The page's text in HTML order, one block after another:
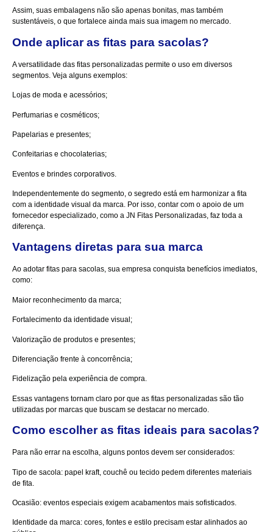
Assim, suas embalagens não são apenas bonitas, mas também
sustentáveis, o que fortalece ainda mais sua imagem no mercado.
Onde aplicar as fitas para sacolas?
A versatilidade das fitas personalizadas permite o uso em diversos
segmentos. Veja alguns exemplos:
Lojas de moda e acessórios;
Perfumarias e cosméticos;
Papelarias e presentes;
Confeitarias e chocolaterias;
Eventos e brindes corporativos.
Independentemente do segmento, o segredo está em harmonizar a fita
com a identidade visual da marca. Por isso, contar com o apoio de um
fornecedor especializado, como a JN Fitas Personalizadas, faz toda a
diferença.
Vantagens diretas para sua marca
Ao adotar fitas para sacolas, sua empresa conquista benefícios imediatos,
como:
Maior reconhecimento da marca;
Fortalecimento da identidade visual;
Valorização de produtos e presentes;
Diferenciação frente à concorrência;
Fidelização pela experiência de compra.
Essas vantagens tornam claro por que as fitas personalizadas são tão
utilizadas por marcas que buscam se destacar no mercado.
Como escolher as fitas ideais para sacolas?
Para não errar na escolha, alguns pontos devem ser considerados:
Tipo de sacola: papel kraft, couchê ou tecido pedem diferentes materiais
de fita.
Ocasião: eventos especiais exigem acabamentos mais sofisticados.
Identidade da marca: cores, fontes e estilo precisam estar alinhados ao